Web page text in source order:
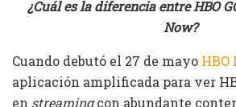
¿Cuál es la diferencia entre HBO
Now?
Cuando debutó el 27 de mayo HBO
aplicación amplificada para ver
en streamingcon abundante